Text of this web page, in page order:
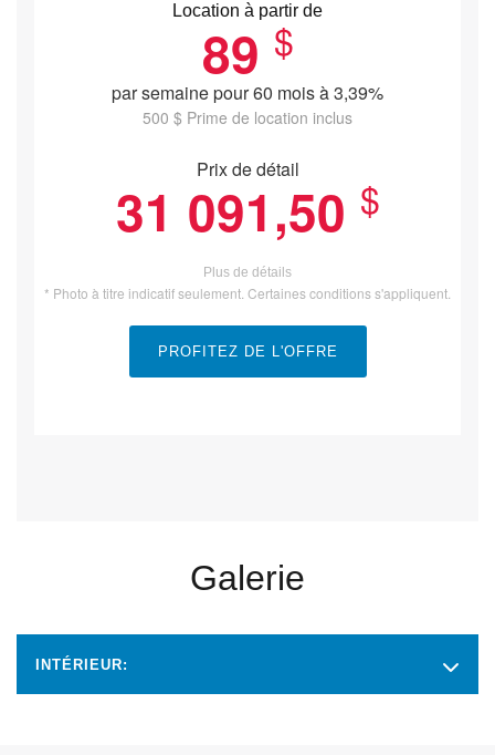
Galerie
INTÉRIEUR:
Location à partir de
89 $
par semaine pour 60 mois à 3,39%
500 $ Prime de location inclus
Prix de détail
31 091,50 $
Plus de détails
* Photo à titre indicatif seulement. Certaines conditions s'appliquent.
PROFITEZ DE L'OFFRE